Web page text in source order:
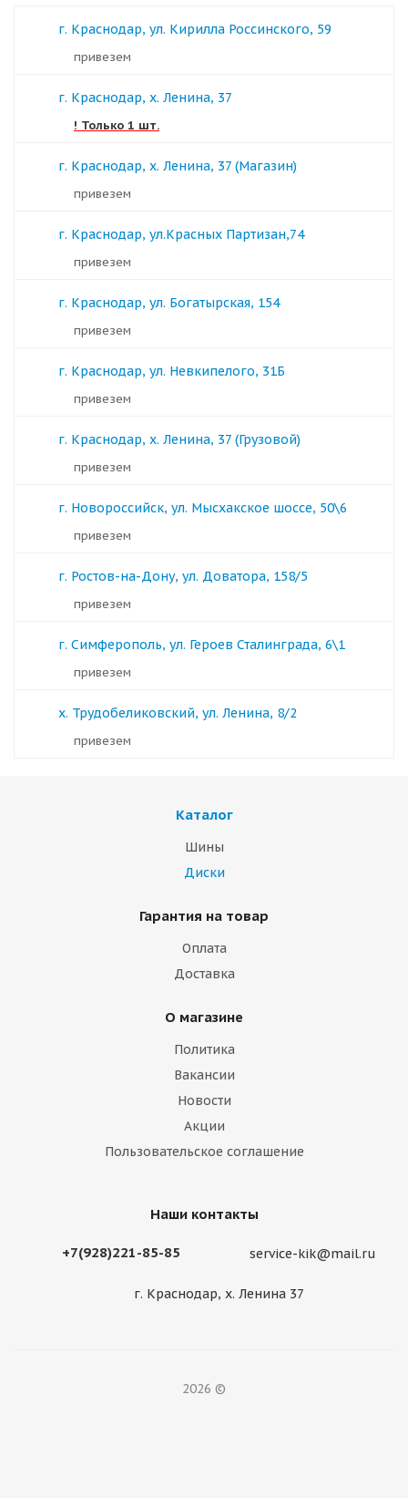
г. Краснодар, ул. Кирилла Россинского, 59
Привезем
г. Краснодар, х. Ленина, 37
! Только 1 шт.
г. Краснодар, х. Ленина, 37 (Магазин)
Привезем
г. Краснодар, ул.Красных Партизан,74
Привезем
г. Краснодар, ул. Богатырская, 154
Привезем
г. Краснодар, ул. Невкипелого, 31Б
Привезем
г. Краснодар, х. Ленина, 37 (Грузовой)
Привезем
г. Новороссийск, ул. Мысхакское шоссе, 50\6
Привезем
г. Ростов-на-Дону, ул. Доватора, 158/5
Привезем
г. Симферополь, ул. Героев Сталинграда, 6\1
Привезем
х. Трудобеликовский, ул. Ленина, 8/2
Привезем
Каталог
Шины
Диски
Гарантия на товар
Оплата
Доставка
О магазине
Политика
Вакансии
Новости
Акции
Пользовательское соглашение
Наши контакты
+7(928)221-85-85 service-kik@mail.ru
г. Краснодар, х. Ленина 37
2026 ©